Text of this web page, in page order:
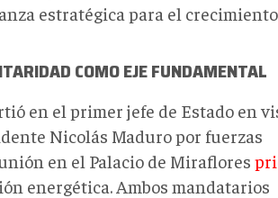
estratégica para el
COMO EJE FUNDAMENTAL
en el primer jefe de Estado en
Nicolás Maduro por fuerzas
en el Palacio de Miraflores
energética. Ambos mandatarios